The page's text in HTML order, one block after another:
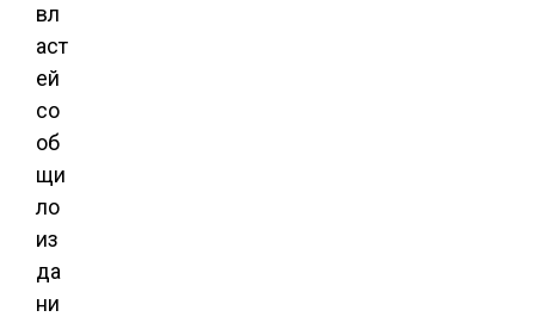
вл
аст
ей
со
об
щи
ло
из
да
ни